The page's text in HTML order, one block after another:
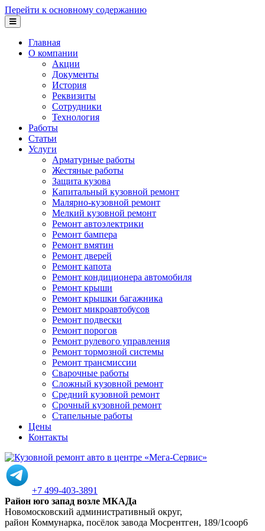
Перейти к основному содержанию
Главная
О компании
Акции
Документы
История
Реквизиты
Сотрудники
Технология
Работы
Статьи
Услуги
Арматурные работы
Жестяные работы
Защита кузова
Капитальный кузовной ремонт
Малярно-кузовной ремонт
Мелкий кузовной ремонт
Ремонт автоэлектрики
Ремонт бампера
Ремонт вмятин
Ремонт дверей
Ремонт капота
Ремонт кондиционера автомобиля
Ремонт крыши
Ремонт крышки багажника
Ремонт микроавтобусов
Ремонт подвески
Ремонт порогов
Ремонт рулевого управления
Ремонт тормозной системы
Ремонт трансмиссии
Сварочные работы
Сложный кузовной ремонт
Средний кузовной ремонт
Срочный кузовной ремонт
Стапельные работы
Цены
Контакты
+7 499-403-3891
Район юго запад возле МКАДа
Новомосковский административный округ,
район Коммунарка, посёлок завода Мосрентген, 189/1соор6